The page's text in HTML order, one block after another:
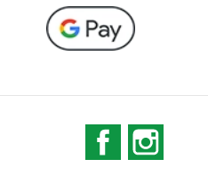
Facebook